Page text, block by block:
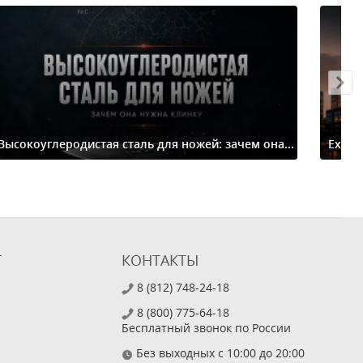
сталь для ножей: зачем она...
КОНТАКТЫ
8 (812) 748-24-18
8 (800) 775-64-18
Бесплатный звонок по России
Без выходных с 10:00 до 20:00